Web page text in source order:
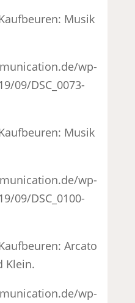
Musik
wp-
09/DSC_0073-
Musik
wp-
09/DSC_0100-
Arcato
Klein.
wp-